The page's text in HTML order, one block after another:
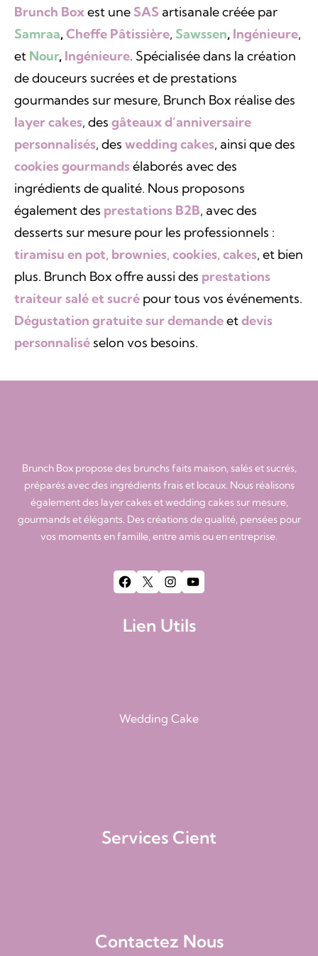
Brunch Boxest uneSAS artisanale créée par
Samraa,Cheffe Pâtissière, Sawssen, Ingénieure,
et Nour, Ingénieure. Spécialisée dans la création
de douceurs sucrées et de prestations
gourmandes sur mesure, Brunch Box réalise des
layer cakes, des gâteaux d’anniversaire
personnalisés, des wedding cakes, ainsi que des
cookies gourmandsélaborés avec des
ingrédients de qualité. Nous proposons
également des prestations B2B, avec des
desserts sur mesure pour les professionnels :
tiramisu en pot, brownies, cookies, cakes, et bien
plus. Brunch Box offre aussi des prestations
traiteur salé et sucré pour tous vos événements.
Dégustation gratuite sur demandeetdevis
personnalisé selon vos besoins.
Brunch Box propose des brunchs faits maison, salés et sucrés,
préparés avec des ingrédients frais et locaux. Nous réalisons
également des layer cakes et wedding cakes sur mesure,
gourmands et élégants. Des créations de qualité, pensées pour
vos moments en famille, entre amis ou en entreprise.
Facebook X Instagram YouTube
Lien Utils
Wedding Cake
Services Cient
Contactez Nous